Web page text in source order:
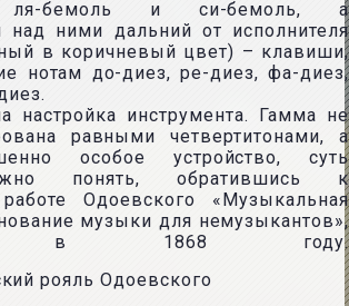
ля-бемоль и си-бемоль, а
над ними дальний от исполнителя
в коричневый цвет) – клавиши,
нотам до-диез, ре-диез, фа-диез,
настройка инструмента. Гамма не
равными четвертитонами, а
особое устройство, суть
понять, обратившись к
работе Одоевского «Музыкальная
музыки для немузыкантов»,
в 1868 году.